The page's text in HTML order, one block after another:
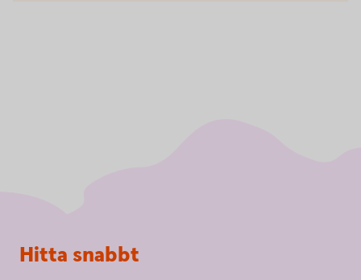
Sidfot
Hitta snabbt